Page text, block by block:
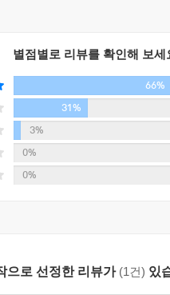
을 수 있도록, 매일 한 시간
한 억만장자는 조금 다른 거
리지 않겠다.” 그러자 갑자기
기 위해 내디뎌야 할 결정적
기라는 사실을 인정하는 것이
때가 많다.
별점별로 리뷰를 확인해 보세
66%
31%
3%
0%
0%
으로 선정한 리뷰가 (1건) 있